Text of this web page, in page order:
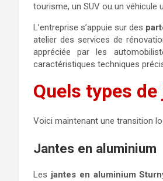
tourisme, un SUV ou un véhicule
L’entreprise s’appuie sur des
atelier des services de
appréciée par les
caractéristiques techniques
Quels types
Voici maintenant une transition
Jantes en aluminium
Les jantes en aluminium